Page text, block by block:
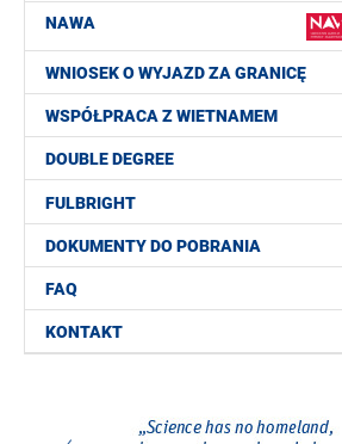
NAWA
WNIOSEK O WYJAZD ZA GRANICĘ
WSPÓŁPRACA Z WIETNAMEM
DOUBLE DEGREE
FULBRIGHT
DOKUMENTY DO POBRANIA
FAQ
KONTAKT